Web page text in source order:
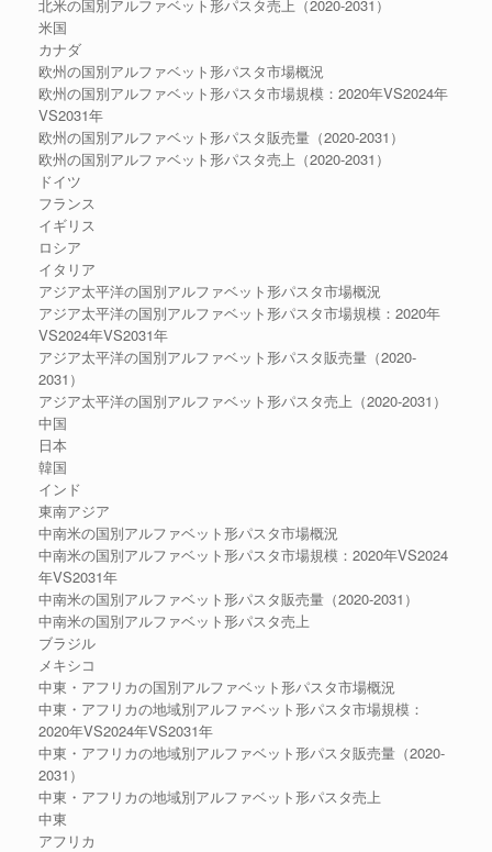
北米の国別アルファベット形パスタ売上（2020-2031）
米国
カナダ
欧州の国別アルファベット形パスタ市場概況
欧州の国別アルファベット形パスタ市場規模：2020年VS2024年
VS2031年
欧州の国別アルファベット形パスタ販売量（2020-2031）
欧州の国別アルファベット形パスタ売上（2020-2031）
ドイツ
フランス
イギリス
ロシア
イタリア
アジア太平洋の国別アルファベット形パスタ市場概況
アジア太平洋の国別アルファベット形パスタ市場規模：2020年
VS2024年VS2031年
アジア太平洋の国別アルファベット形パスタ販売量（2020-
2031）
アジア太平洋の国別アルファベット形パスタ売上（2020-2031）
中国
日本
韓国
インド
東南アジア
中南米の国別アルファベット形パスタ市場概況
中南米の国別アルファベット形パスタ市場規模：2020年VS2024
年VS2031年
中南米の国別アルファベット形パスタ販売量（2020-2031）
中南米の国別アルファベット形パスタ売上
ブラジル
メキシコ
中東・アフリカの国別アルファベット形パスタ市場概況
中東・アフリカの地域別アルファベット形パスタ市場規模：
2020年VS2024年VS2031年
中東・アフリカの地域別アルファベット形パスタ販売量（2020-
2031）
中東・アフリカの地域別アルファベット形パスタ売上
中東
アフリカ